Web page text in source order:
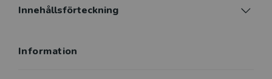
sätt presentera nationalekonomernas syn på dessa
Innehållsförteckning
Information